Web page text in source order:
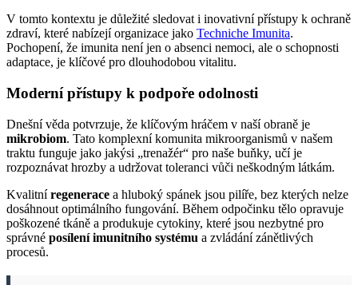
V tomto kontextu je důležité sledovat i inovativní přístupy k ochraně
zdraví, které nabízejí organizace jako Techniche Imunita.
Pochopení, že imunita není jen o absenci nemoci, ale o schopnosti
adaptace, je klíčové pro dlouhodobou vitalitu.
Moderní přístupy k podpoře odolnosti
Dnešní věda potvrzuje, že klíčovým hráčem v naší obraně je
mikrobiom. Tato komplexní komunita mikroorganismů v našem
traktu funguje jako jakýsi „trenažér“ pro naše buňky, učí je
rozpoznávat hrozby a udržovat toleranci vůči neškodným látkám.
Kvalitníregenerace a hluboký spánek jsou pilíře, bez kterých nelze
dosáhnout optimálního fungování. Během odpočinku tělo opravuje
poškozené tkáně a produkuje cytokiny, které jsou nezbytné pro
správné posílení imunitního systému a zvládání zánětlivých
procesů.